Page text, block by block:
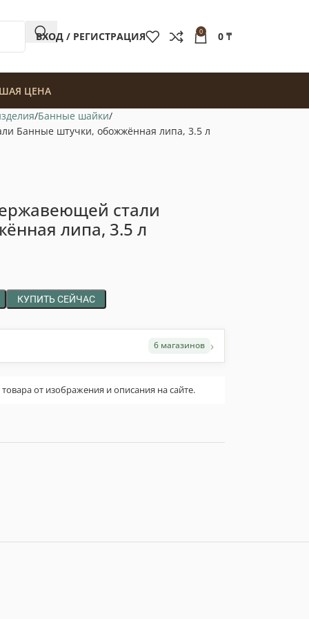
ВХОД / РЕГИСТРАЦИЯ 0 0 ₸
ЦЕНА
Банные шайки
Банные штучки, обожжённая липа, 3.5 л
стали
липа, 3.5 л
КУПИТЬ СЕЙЧАС
6 магазинов ›
от изображения и описания на сайте.